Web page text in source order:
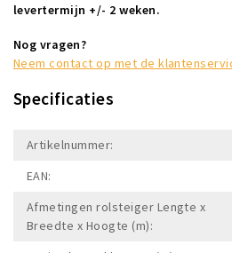
levertermijn +/- 2 weken.
Nog vragen?
Neem contact op met de
Specificaties
Artikelnummer:
EAN:
Afmetingen rolsteiger Lengte x
Breedte x Hoogte (m):